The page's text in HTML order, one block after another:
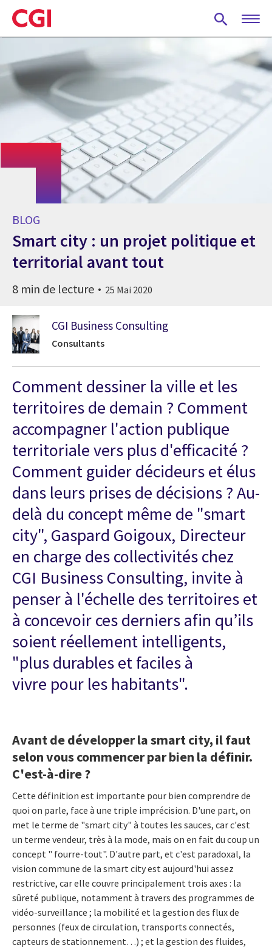
Skip
to
main
BLOG
Smart city : un projet politique et
territorial avant tout
8 min de lecture 25 Mai 2020
CGI Business Consulting
Consultants
Comment dessiner la ville et les
territoires de demain ? Comment
accompagner l'action publique
territoriale vers plus d'efficacité ?
Comment guider décideurs et élus
dans leurs prises de décisions ? Au-
delà du concept même de "smart
city", Gaspard Goigoux, Directeur
en charge des collectivités chez
CGI Business Consulting, invite à
penser à l'échelle des territoires et
à concevoir ces derniers afin qu’ils
soient réellement intelligents,
"plus durables et faciles à
vivre pour les habitants".
Avant de développer la smart city, il faut
selon vous commencer par bien la définir.
C'est-à-dire ?
Cette définition est importante pour bien comprendre de
quoi on parle, face à une triple imprécision. D'une part, on
met le terme de "smart city" à toutes les sauces, car c'est
un terme vendeur, très à la mode, mais on en fait du coup un
concept " fourre-tout". D'autre part, et c'est paradoxal, la
vision commune de la smart city est aujourd'hui assez
restrictive, car elle couvre principalement trois axes : la
sûreté publique, notamment à travers des programmes de
vidéo-surveillance ; la mobilité et la gestion des flux de
personnes (feux de circulation, transports connectés,
capteurs de stationnement…) ; et la gestion des fluides,